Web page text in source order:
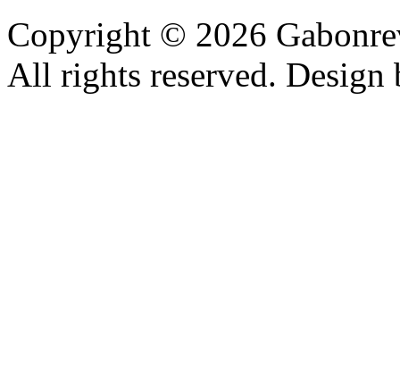
Copyright © 2026
All rights reserved.